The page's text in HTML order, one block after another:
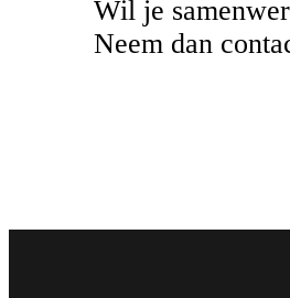
Wil je
Neem dan